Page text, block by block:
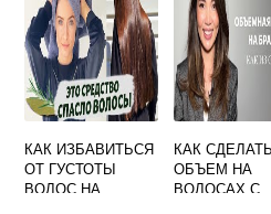
КАК ИЗБАВИТЬСЯ
ОТ ГУСТОТЫ
ВОЛОС НА
КАК СДЕЛАТЬ
ОБЪЕМ НА
ВОЛОСАХ С